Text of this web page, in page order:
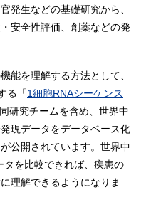
発生などの基礎研究から、
安全性評価、創薬などの発
能を理解する方法として、
る「1細胞RNAシーケンス
研究チームを含め、世界中
現データをデータベース化
公開されています。世界中
を比較できれば、疾患の
理解できるようになりま